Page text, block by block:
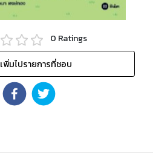
0 Ratings
เพิ่มไปรายการที่ชอบ